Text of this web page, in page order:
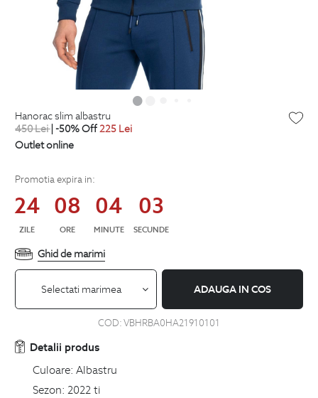
hanorac slim albastru
450Lei| -50% Off225 Lei
Outlet online
Promotia expira in:
24
ZILE
08
ORE
04
MINUTE
03
SECUNDE
Ghid de marimi
Selectati marimea ADAUGA IN COS
COD:VBHRBA0HA21910101
Detalii produs
Culoare: Albastru
Sezon: 2022 ti